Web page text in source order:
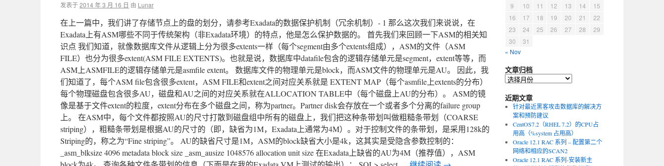
发表于2014 年 3 月 16 日 由 Lunar
在上一篇中，我们讲了存储节点上的盘的划分，请参考Exadata的数据保护机制（冗余机制）- 1 那么这次我们来说说，在
Exadata上有ASM哪些不同于传统架构（非Exadata环境）的特点，他是怎么保护数据的。 首先我们来回顾一下ASM的相关知
识点 我们知道，就像数据库文件从逻辑上分为很多extents一样（每个segment由多个extents组成），ASM的文件（ASM
FILE）也分为很多extent(ASM FILE EXTENTS)。也就是说，数据库中datafile包含的逻辑存储单元是segment，extent等等，而
ASM上ASMFILE的逻辑存储单元是asmfile extent。 数据库文件的物理单元是block，而ASM文件的物理单元是AU。 因此，我
们知道了，每个ASM file包含很多extent，ASM FILE和extent之间对应关系就是 EXTENT MAP（每个asmfile上extents的分布）
每个物理磁盘包含很多AU，磁盘和AU之间的对应关系就在ALLOCATION TABLE中（每个磁盘上AU的分布）。 ASM的镜
像是基于文件extent的粒度，extent分布在多个磁盘之间，称为partner。Partner disk会存放在一个或者多个分离的failure group
上。 在ASM中，每个文件都按照AU的尺寸打散到磁盘组中所有的磁盘上，我们把这种条带划叫做粗糙条带划（COARSE
striping），粗糙条带划是根据AU的尺寸的（即，缺省为1M，Exadata上通常为4M）。对于控制文件的条带划，是采用128k的
Striping的，称之为“Fine striping”。 AU的缺省尺寸是1M，ASM的block缺省大小是4k，这其实是受隐含参数控制的：
_asm_blksize 4096 metadata block size _asm_ausize 1048576 allocation unit size 在Exadata上缺省的AU为4M（推荐值），ASM
« Nov
9
10 11 12 13 14
15
16
17 18 19 20 21
22
23
24 25 26 27 28
29
30
31
文章归档
近期文章
针对最近黑客攻击数据库的解决方
案和预防建议
CentOS7.2（RHEL 7.2）的CPU占
用高（%system 占用高）
Oracle 12.1 RAC 系列 – 配置第二个
网络和相应的SCAN2
Oracle 12.1 RAC 系列-安装新主